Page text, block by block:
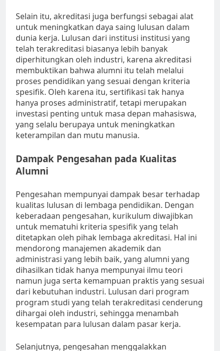
Selain itu, akreditasi juga berfungsi sebagai alat
untuk meningkatkan daya saing lulusan dalam
dunia kerja. Lulusan dari institusi institusi yang
telah terakreditasi biasanya lebih banyak
diperhitungkan oleh industri, karena akreditasi
membuktikan bahwa alumni itu telah melalui
proses pendidikan yang sesuai dengan kriteria
spesifik. Oleh karena itu, sertifikasi tak hanya
hanya proses administratif, tetapi merupakan
investasi penting untuk masa depan mahasiswa,
yang selalu berupaya untuk meningkatkan
keterampilan dan mutu manusia.
Dampak Pengesahan pada Kualitas
Alumni
Pengesahan mempunyai dampak besar terhadap
kualitas lulusan di lembaga pendidikan. Dengan
keberadaan pengesahan, kurikulum diwajibkan
untuk mematuhi kriteria spesifik yang telah
ditetapkan oleh pihak lembaga akreditasi. Hal ini
mendorong manajemen akademik dan
administrasi yang lebih baik, yang alumni yang
dihasilkan tidak hanya mempunyai ilmu teori
namun juga serta kemampuan praktis yang sesuai
dari kebutuhan industri. Lulusan dari program
program studi yang telah terakreditasi cenderung
dihargai oleh industri, sehingga menambah
kesempatan para lulusan dalam pasar kerja.
Selanjutnya, pengesahan menggalakkan